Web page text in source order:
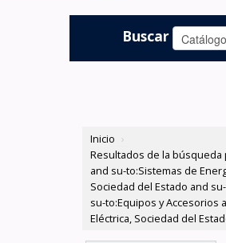
Buscar
Inicio ›
Resultados de la búsqueda
and su-to:Sistemas de
Sociedad del Estado and
su-to:Equipos y Accesorios
Eléctrica, Sociedad del